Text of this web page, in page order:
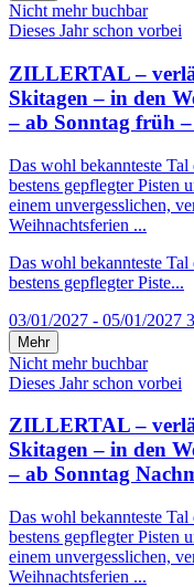
Nicht mehr buchbar
Dieses Jahr schon vorbei
ZILLERTAL –
Skitagen – in den
– ab Sonntag früh
Das wohl bekannteste
bestens gepflegter Pisten
einem unvergesslichen,
Weihnachtsferien ...
Das wohl bekannteste
bestens gepflegter Piste...
03/01/2027 - 05/01/2027
Mehr
Nicht mehr buchbar
Dieses Jahr schon vorbei
ZILLERTAL –
Skitagen – in den
– ab Sonntag
Das wohl bekannteste
bestens gepflegter Pisten
einem unvergesslichen,
Weihnachtsferien ...